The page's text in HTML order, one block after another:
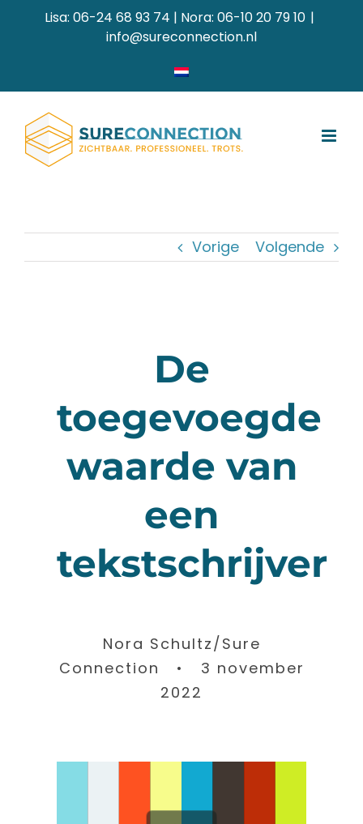
Lisa: 06-24 68 93 74 | Nora: 06-10 20 79 10 |
info@sureconnection.nl
Vorige Volgende
De
toegevoegde
waarde van
een
tekstschrijver
Nora Schultz/Sure
Connection • 3 november
2022